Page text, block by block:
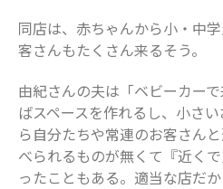
同店は、赤ちゃんから小・中
客さんもたくさん来るそう。
由紀さんの夫は「ベビーカー
ばスペースを作れるし、小さ
ら自分たちや常連のお客さん
べられるものが無くて『近く
ったこともある。適当な店だ